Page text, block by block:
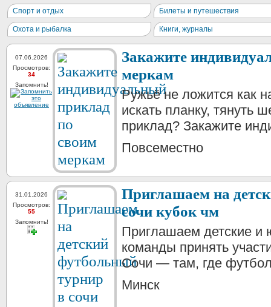
Спорт и отдых Билеты и путешествия
Охота и рыбалка Книги, журналы
07.06.2026
Просмотров:
34
Запомнить!
Закажите
меркам
Ружьё не ложится как
искать планку, тянуть
приклад? Закажите
Повсеместно
31.01.2026
Просмотров:
55
Запомнить!
Приглашаем на
сочи кубок чм
Приглашаем детские
команды принять
Сочи — там, где
Минск